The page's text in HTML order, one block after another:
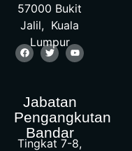
57000 Bukit
Jalil, Kuala
Lumpur
Jabatan
Pengangkutan
Bandar
Tingkat 7-8,